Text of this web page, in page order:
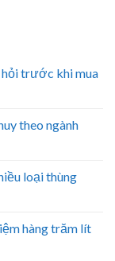
trước khi mua
theo ngành
loại thùng
hàng trăm lít